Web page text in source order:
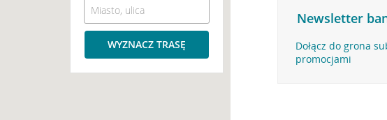
Newsletter
Dołącz do grona
promocjami
WYZNACZ TRASĘ